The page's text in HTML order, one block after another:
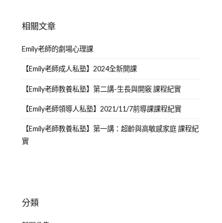
相關文章
Emily老師的劇場心理課
【Emily老師成人私塾】2024全新開課
【Emily老師教養私塾】第二講-生長與開竅 課程紀實
【Emily老師領導人私塾】2021/11/7前導課課程紀實
【Emily老師教養私塾】第一講：超齡與高敏感家庭 課程紀
實
分類